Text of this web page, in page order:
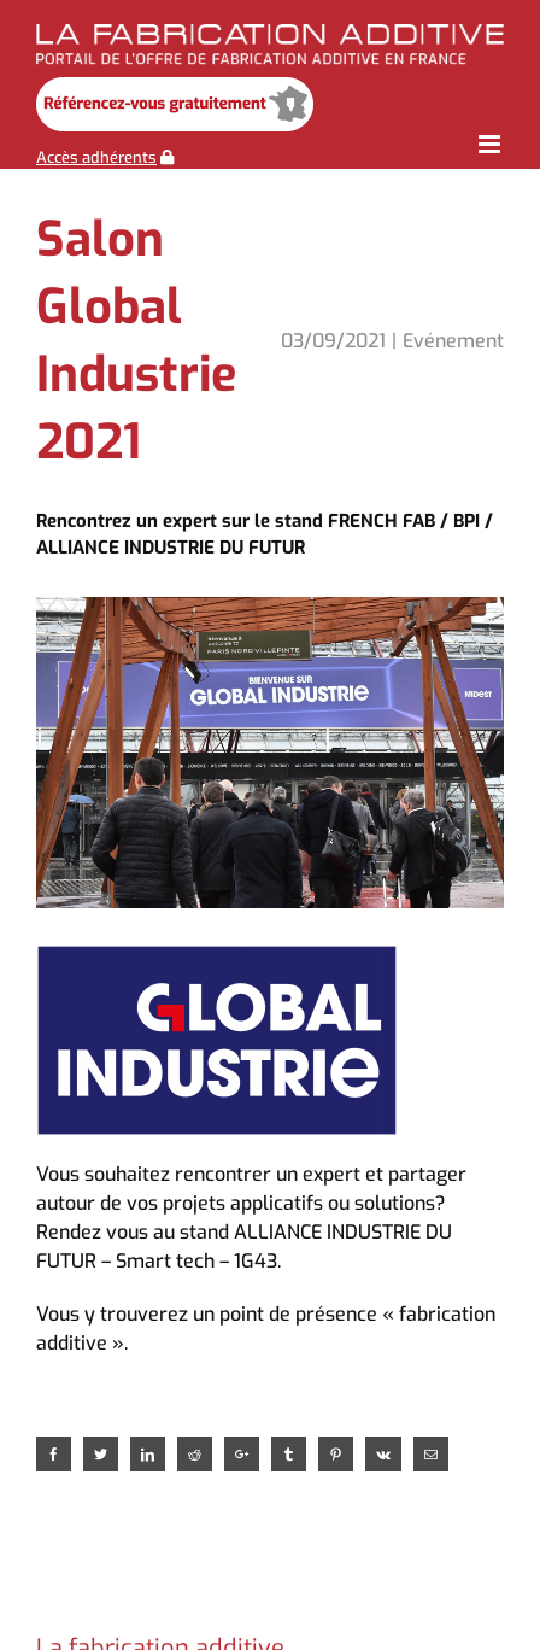
content
Accès adhérents
Salon
Global
Industrie
2021
03/09/2021 | Evénement
Rencontrez un expert sur le stand FRENCH FAB / BPI /
ALLIANCE INDUSTRIE DU FUTUR
Vous souhaitez rencontrer un expert et partager
autour de vos projets applicatifs ou solutions?
Rendez vous au stand ALLIANCE INDUSTRIE DU
FUTUR – Smart tech – 1G43.
Vous y trouverez un point de présence « fabrication
additive ».
FacebookTwitter LinkedInReddit Google+ Tumblr PinterestVk Email